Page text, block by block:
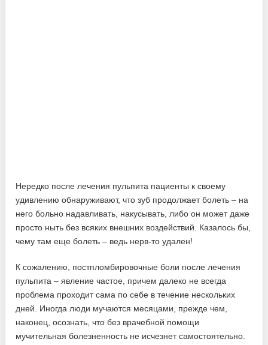
Нередко после лечения пульпита пациенты к своему
удивлению обнаруживают, что зуб продолжает болеть – на
него больно надавливать, накусывать, либо он может даже
просто ныть без всяких внешних воздействий. Казалось бы,
чему там еще болеть – ведь нерв-то удален!
К сожалению, постпломбировочные боли после лечения
пульпита – явление частое, причем далеко не всегда
проблема проходит сама по себе в течение нескольких
дней. Иногда люди мучаются месяцами, прежде чем,
наконец, осознать, что без врачебной помощи
мучительная болезненность не исчезнет самостоятельно.